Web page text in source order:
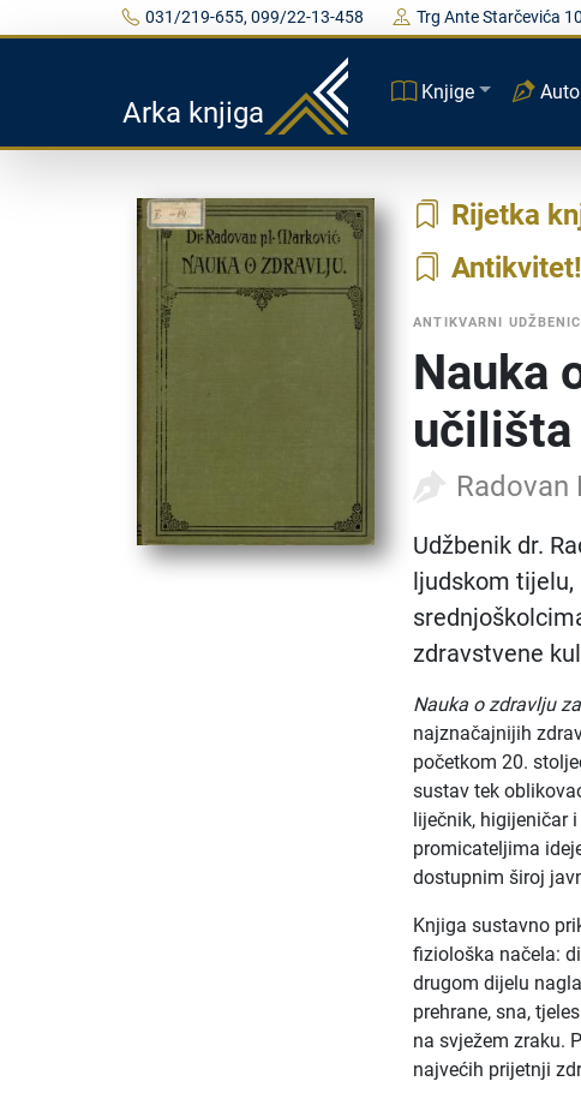
031/219-655, 099/22-13-458 Trg Ante Starčevića
Arka knjiga
Knjige
Rijetka
Antikvitet
ANTIKVARNI
Nauka
učilišta
Radovan
Udžbenik dr.
ljudskom
zdravstvene
Nauka o zdravlju
najznačajnijih
početkom 20.
sustav tek
liječnik, higijeničar
promicateljima
dostupnim široj
Knjiga sustavno
fiziološka načela:
drugom dijelu
prehrane, sna,
na svježem zraku.
najvećih prijetnji